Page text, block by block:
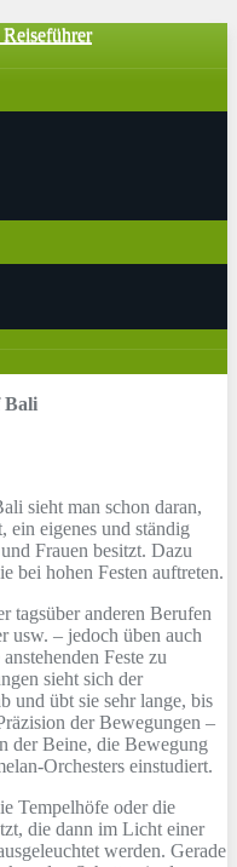
Bali
sieht man schon daran,
ein eigenes und ständig
Frauen besitzt. Dazu
bei hohen Festen auftreten.
tagsüber anderen Berufen
usw. – jedoch üben auch
Feste zu
sieht sich der
und übt sie sehr lange, bis
der Bewegungen –
der Beine, die Bewegung
Orchesters einstudiert.
Tempelhöfe oder die
die dann im Licht einer
werden. Gerade